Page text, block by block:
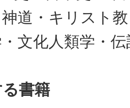
道・キリスト
文化人類学・
書籍